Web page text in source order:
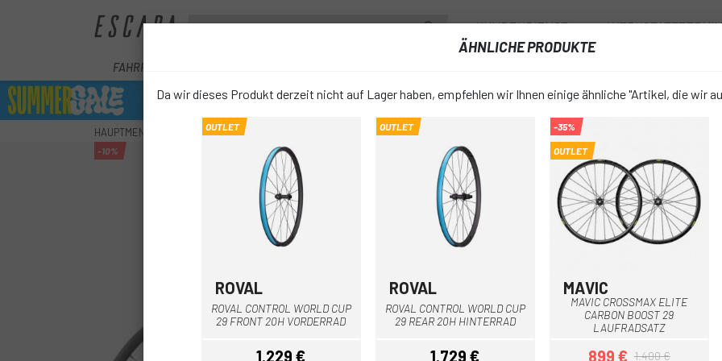
KUNDENDIENST
FAHRRÄDER
HAUPTMENU MTB-RÄDER MAVIC CROSSMAX SL ULTIMATE 30 29 INTL LAUFRADSATZ
favorite_border
-10%
MAVIC
ULTIMATE
PREIS: 2.024,10 €
ÄHNLICHE PRODUKTE
Da wir dieses Produkt derzeit nicht auf Lager haben, empfehlen wir Ihnen einige ähnliche "Artikel, die wir
OUTLET
ROVAL
ROVAL CONTROL WORLD CUP
29 FRONT 20H VORDERRAD
1.229 €
OUTLET
ROVAL
ROVAL CONTROL WORLD CUP
29 REAR 20H HINTERRAD
1.729 €
-35%
OUTLET
MAVIC
MAVIC CROSSMAX ELITE
CARBON BOOST 29
LAUFRADSATZ
899 € 1.400 €